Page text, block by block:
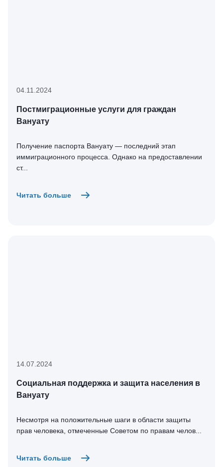
04.11.2024
Постмиграционные услуги для граждан
Вануату
Получение паспорта Вануату — последний этап
иммиграционного процесса. Однако на предоставлении
ст...
Читать больше
14.07.2024
Социальная поддержка и защита населения в
Вануату
Несмотря на положительные шаги в области защиты
прав человека, отмеченные Советом по правам челов...
Читать больше